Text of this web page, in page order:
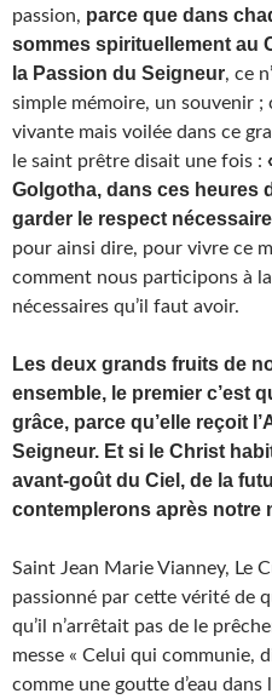
passion, parce que dans
sommes spirituellement au
la Passion du Seigneur, ce
simple mémoire, un souvenir
vivante mais voilée dans ce
le saint prêtre disait une fois :
Golgotha, dans ces heures
garder le respect
pour ainsi dire, pour vivre ce
comment nous participons à
nécessaires qu’il faut avoir.
Les deux grands fruits de
ensemble, le premier c’est
grâce, parce qu’elle reçoit
Seigneur. Et si le Christ
avant-goût du Ciel, de la
contemplerons après notre
Saint Jean Marie Vianney, Le
passionné par cette vérité de
qu’il n’arrêtait pas de le
messe « Celui qui communie,
comme une goutte d’eau dans